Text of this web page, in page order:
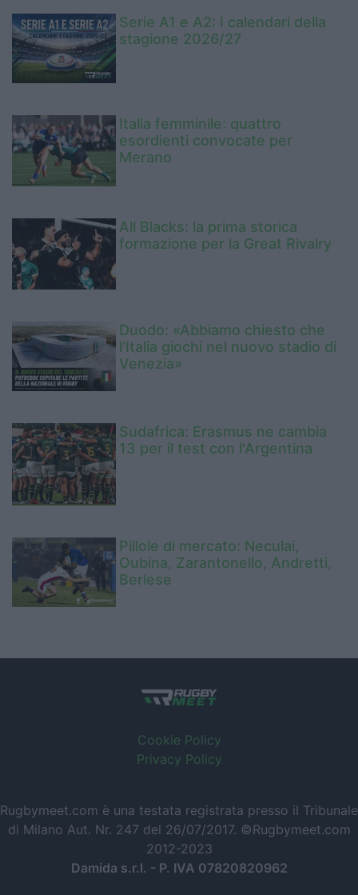
Serie A1 e A2: I calendari della
stagione 2026/27
Italia femminile: quattro
esordienti convocate per
Merano
All Blacks: la prima storica
formazione per la Great Rivalry
Duodo: «Abbiamo chiesto che
l’Italia giochi nel nuovo stadio di
Venezia»
Sudafrica: Erasmus ne cambia
13 per il test con l'Argentina
Pillole di mercato: Neculai,
Oubina, Zarantonello, Andretti,
Berlese
Cookie Policy
Privacy Policy
Rugbymeet.com è una testata registrata presso il Tribunale
di Milano Aut. Nr. 247 del 26/07/2017. ©Rugbymeet.com
2012-2023
Damida s.r.l. - P. IVA 07820820962